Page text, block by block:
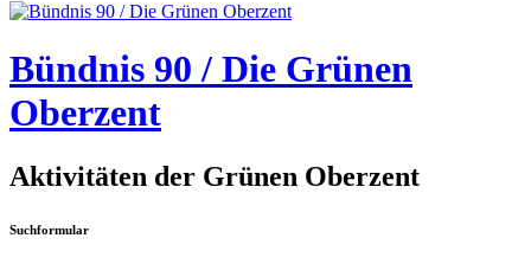
Bündnis 90 / Die Grünen
Oberzent
Aktivitäten der Grünen Oberzent
Suchformular